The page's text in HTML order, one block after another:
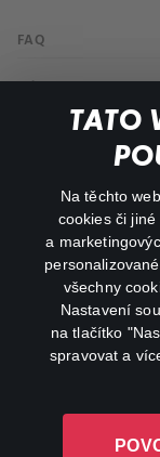
TATO
Na těchto
cookies či
a
všechny
Nastavení
na tlačítko
spravovat a
FAQ
Můj účet
Důležité odkazy
facebook
L-1246 Luxembourg